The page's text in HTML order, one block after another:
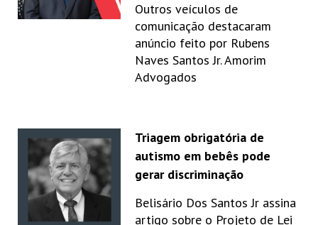
Outros veículos de
comunicação destacaram
anúncio feito por Rubens
Naves Santos Jr. Amorim
Advogados
Triagem obrigatória de
autismo em bebês pode
gerar discriminação
Belisário Dos Santos Jr assina
artigo sobre o Projeto de Lei